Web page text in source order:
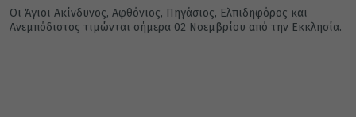
Οι Άγιοι Ακίνδυνος, Αφθόνιος, Πηγάσιος, Ελπιδηφόρος και
Ανεμπόδιστος τιμώνται σήμερα 02 Νοεμβρίου από την Εκκλησία.